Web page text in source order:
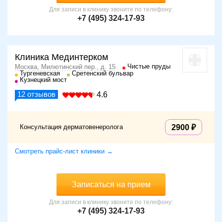
Для записи в клинику звоните по телефону:
+7 (495) 324-17-93
Клиника Мединтерком
Москва, Милютинский пер., д. 15
Чистые пруды
Тургеневская
Сретенский бульвар
Кузнецкий мост
12 отзывов 4.6
Консультация дерматовенеролога 2900
Смотреть прайс-лист клиники →
Записаться на прием
Для записи в клинику звоните по телефону:
+7 (495) 324-17-93